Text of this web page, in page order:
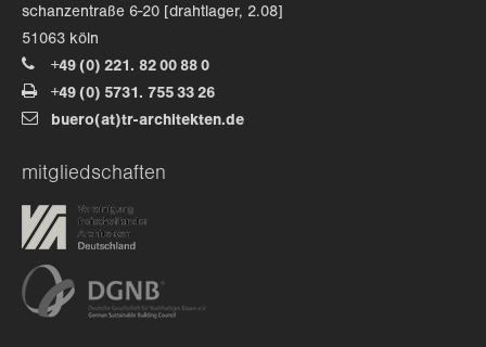
aenean commodo ligula eget dolor. aenean massa. cum
sociis natoque penatibus et magnis dis parturient
montes, nascetur ridiculus mus. donec quam felis,
ultricies nec.
schanzentraße 6-20 [drahtlager, 2.08]
51063 köln
+49 (0) 221. 82 00 88 0
+49 (0) 5731. 755 33 26
buero(at)tr-architekten.de
mitgliedschaften